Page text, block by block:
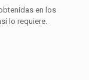
en los
lo requiere.